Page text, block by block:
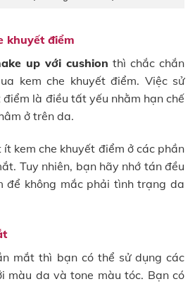
khuyết điểm
up với cushion thì chắc chắn
kem che khuyết điểm. Việc sử
điểm là điều tất yếu nhằm hạn chế
ở trên da.
kem che khuyết điểm ở các phần
Tuy nhiên, bạn hãy nhớ tán đều
để không mắc phải tình trạng da
mắt thì bạn có thể sử dụng các
màu da và tone màu tóc. Bạn có